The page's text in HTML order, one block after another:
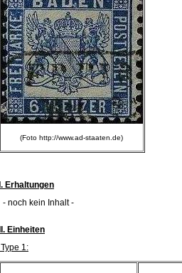
(Foto http://www.ad-staaten.de)
I. Erhaltungen
- noch kein Inhalt -
II. Einheiten
Type 1: